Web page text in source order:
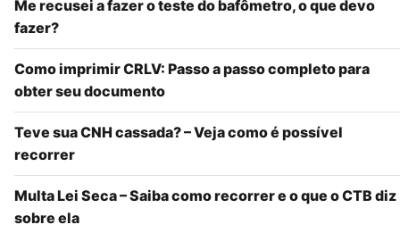
Me recusei a fazer o teste do bafômetro, o que devo
fazer?
Como imprimir CRLV: Passo a passo completo para
obter seu documento
Teve sua CNH cassada? – Veja como é possível
recorrer
Multa Lei Seca – Saiba como recorrer e o que o CTB diz
sobre ela